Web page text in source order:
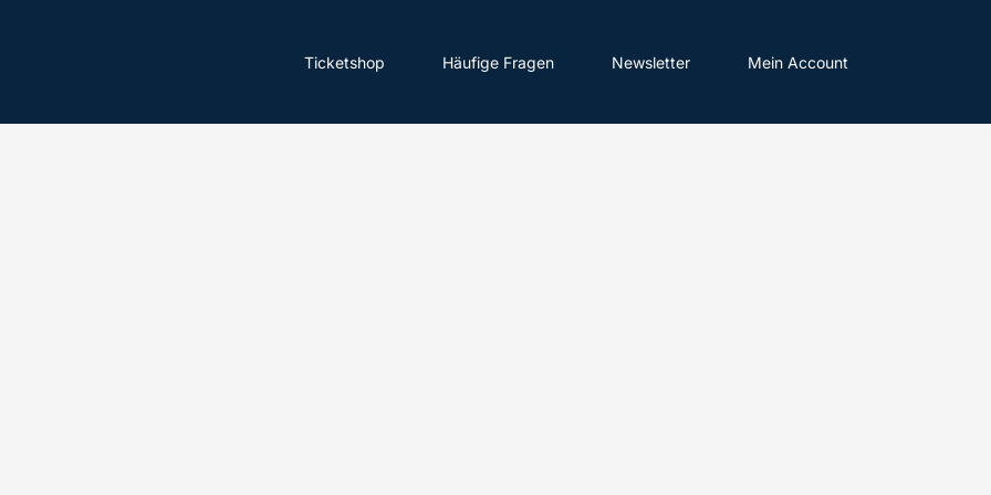
Ticketshop Häufige Fragen Newsletter Mein Account